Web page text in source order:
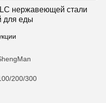
нержавеющей стали
для еды
200/300